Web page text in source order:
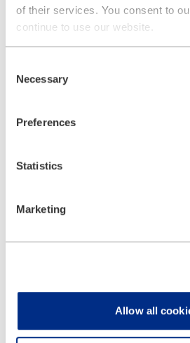
of their services. You consent to
continue to use our website.
Selection
Necessary
Preferences
Statistics
Marketing
Allow all
Indústria de petróleo e gás
Indústria de produção de